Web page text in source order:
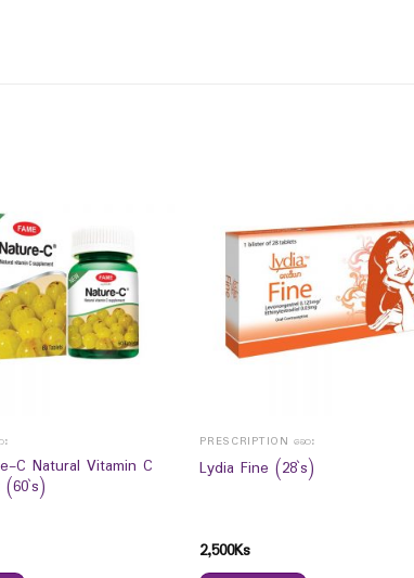
C Natural Vitamin C
PRESCRIPTION ဆေး
Lydia Fine (28`s)
2,500Ks